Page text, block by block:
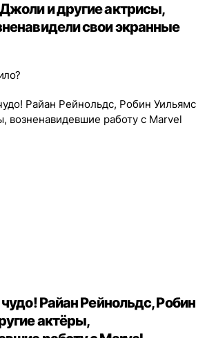
и другие актрисы,
свои экранные
Райан Рейнольдс, Робин
актёры,